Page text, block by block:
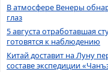
В атмосфере Венеры
глаз
5 августа отработавшая
готовятся к наблюдению
Китай доставит на Луну
составе экспедиции